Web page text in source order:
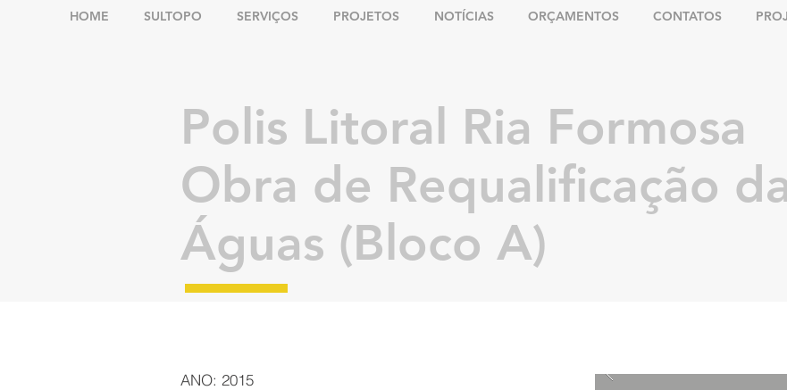
HOME SULTOPO SERVIÇOS PROJETOS NOTÍCIAS ORÇAMENTOS CONTATOS
Polis Litoral Ria Formosa
Obra de Requalificação
Águas (Bloco A)
ANO: 2015